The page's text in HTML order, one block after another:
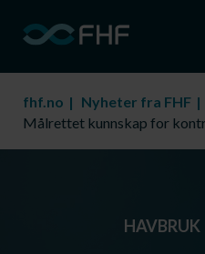
fhf.no
Nyheter fra FHF
HAVBRUK